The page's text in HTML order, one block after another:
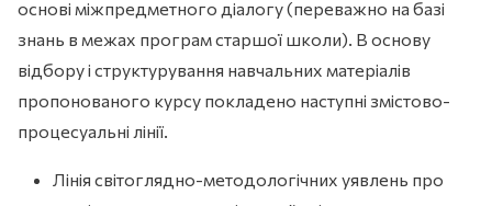
основі міжпредметного діалогу (переважно на базі
знань в межах програм старшої школи). В основу
відбору і структурування навчальних матеріалів
пропонованого курсу покладено наступні змістово-
процесуальні лінії.
Лінія світоглядно-методологічних уявлень про